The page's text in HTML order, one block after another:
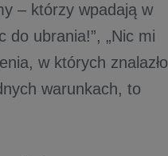
– którzy wpadają w
do ubrania!”, „Nic mi
w których znalazło
warunkach, to